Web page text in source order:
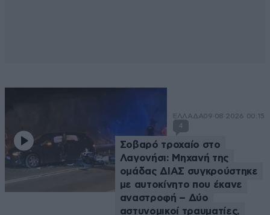
ΕΛΛΑΔΑ09·08·2026 00:15
4
Σοβαρό τροχαίο στο
Λαγονήσι: Μηχανή της
ομάδας ΔΙΑΣ συγκρούστηκε
με αυτοκίνητο που έκανε
αναστροφή – Δύο
αστυνομικοί τραυματίες,